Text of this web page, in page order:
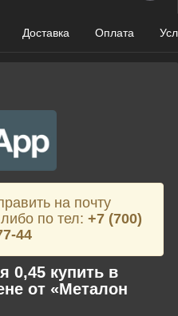
Доставка Оплата
на почту
либо по тел: +7 (700)
44
0,45 купить в
от «Металон